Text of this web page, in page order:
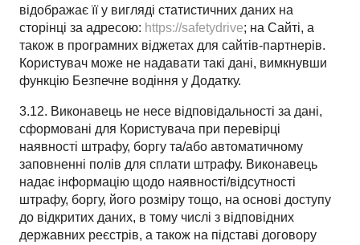
відображає її у вигляді статистичних даних на
сторінці за адресою: https://safetydrive; на Сайті, а
також в програмних віджетах для сайтів-партнерів.
Користувач може не надавати такі дані, вимкнувши
функцію Безпечне водіння у Додатку.
3.12. Виконавець не несе відповідальності за дані,
сформовані для Користувача при перевірці
наявності штрафу, боргу та/або автоматичному
заповненні полів для сплати штрафу. Виконавець
надає інформацію щодо наявності/відсутності
штрафу, боргу, його розміру тощо, на основі доступу
до відкритих даних, в тому числі з відповідних
державних реєстрів, а також на підставі договору